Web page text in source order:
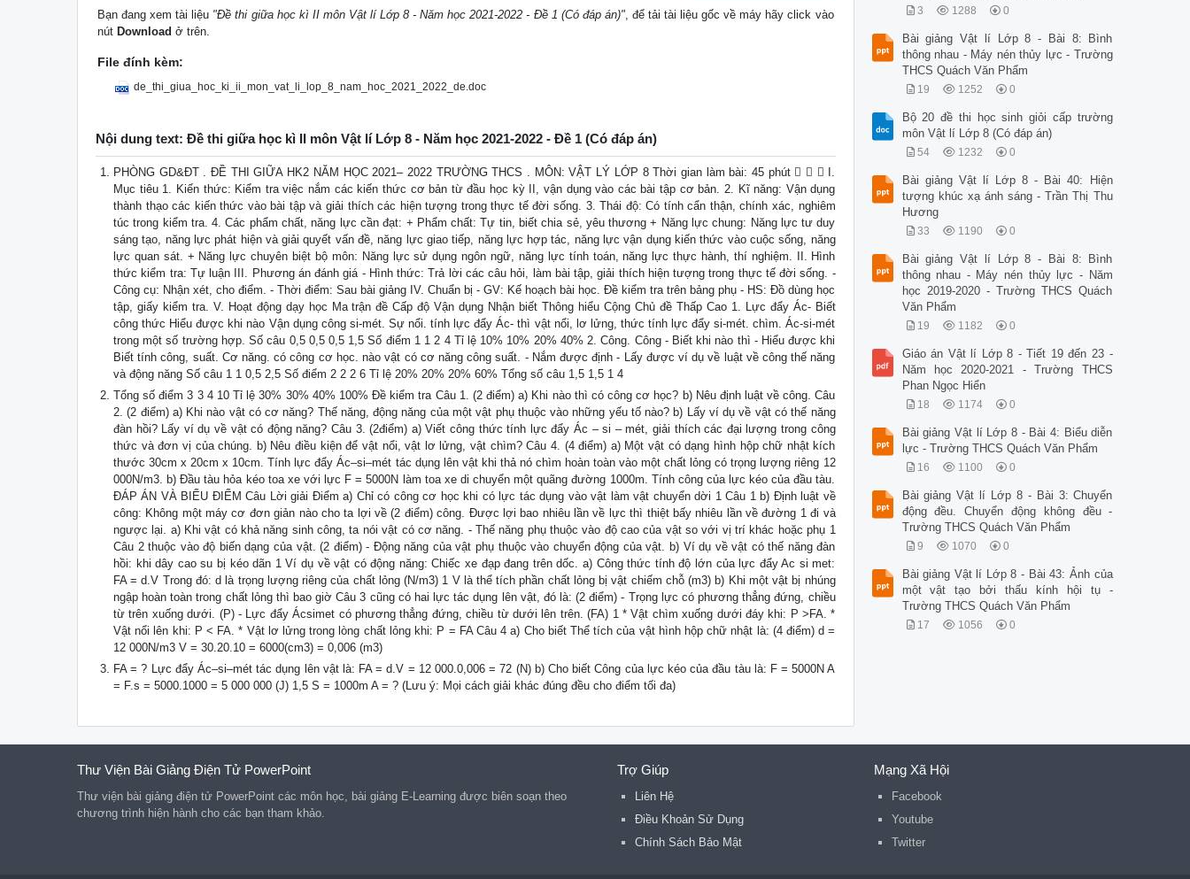
Bạn đang xem tài liệu "Đề thi giữa học kì II môn Vật lí Lớp 8 - Năm học 2021-2022 - Đề 1 (Có đáp án)", để tải tài liệu gốc về máy hãy click vào
nút Download ở trên.
File đính kèm:
de_thi_giua_hoc_ki_ii_mon_vat_li_lop_8_nam_hoc_2021_2022_de.doc
Nội dung text: Đề thi giữa học kì II môn Vật lí Lớp 8 - Năm học 2021-2022 - Đề 1 (Có đáp án)
PHÒNG GD&ĐT . ĐỀ THI GIỮA HK2 NĂM HỌC 2021– 2022 TRƯỜNG THCS . MÔN: VẬT LÝ LỚP 8 Thời gian làm bài: 45 phút    I.
Mục tiêu 1. Kiến thức: Kiểm tra việc nắm các kiến thức cơ bản từ đầu học kỳ II, vận dụng vào các bài tập cơ bản. 2. Kĩ năng: Vận dụng
thành thạo các kiến thức vào bài tập và giải thích các hiện tượng trong thực tế đời sống. 3. Thái độ: Có tính cẩn thận, chính xác, nghiêm
túc trong kiểm tra. 4. Các phẩm chất, năng lực cần đạt: + Phẩm chất: Tự tin, biết chia sẻ, yêu thương + Năng lực chung: Năng lực tư duy
sáng tạo, năng lực phát hiện và giải quyết vấn đề, năng lực giao tiếp, năng lực hợp tác, năng lực vận dụng kiến thức vào cuộc sống, năng
lực quan sát. + Năng lực chuyên biệt bộ môn: Năng lực sử dụng ngôn ngữ, năng lực tính toán, năng lực thực hành, thí nghiệm. II. Hình
thức kiểm tra: Tự luận III. Phương án đánh giá - Hình thức: Trả lời các câu hỏi, làm bài tập, giải thích hiện tượng trong thực tế đời sống. -
Công cụ: Nhận xét, cho điểm. - Thời điểm: Sau bài giảng IV. Chuẩn bị - GV: Kế hoạch bài học. Đề kiểm tra trên bảng phụ - HS: Đồ dùng học
tập, giấy kiểm tra. V. Hoạt động dạy học Ma trận đề Cấp độ Vận dụng Nhận biết Thông hiểu Cộng Chủ đề Thấp Cao 1. Lực đẩy Ác- Biết
công thức Hiểu được khi nào Vận dụng công si-mét. Sự nổi. tính lực đẩy Ác- thì vật nổi, lơ lửng, thức tính lực đẩy si-mét. chìm. Ác-si-mét
trong một số trường hợp. Số câu 0,5 0,5 0,5 1,5 Số điểm 1 1 2 4 Tỉ lệ 10% 10% 20% 40% 2. Công. Công - Biết khi nào thì - Hiểu được khi
Biết tính công, suất. Cơ năng. có công cơ học. nào vật có cơ năng công suất. - Nắm được định - Lấy được ví dụ về luật về công thế năng
và động năng Số câu 1 1 0,5 2,5 Số điểm 2 2 2 6 Tỉ lệ 20% 20% 20% 60% Tổng số câu 1,5 1,5 1 4
Tổng số điểm 3 3 4 10 Tỉ lệ 30% 30% 40% 100% Đề kiểm tra Câu 1. (2 điểm) a) Khi nào thì có công cơ học? b) Nêu định luật về công. Câu
2. (2 điểm) a) Khi nào vật có cơ năng? Thế năng, động năng của một vật phụ thuộc vào những yếu tố nào? b) Lấy ví dụ về vật có thế năng
đàn hồi? Lấy ví dụ về vật có động năng? Câu 3. (2điểm) a) Viết công thức tính lực đẩy Ác – si – mét, giải thích các đại lượng trong công
thức và đơn vị của chúng. b) Nêu điều kiện để vật nổi, vật lơ lửng, vật chìm? Câu 4. (4 điểm) a) Một vật có dạng hình hộp chữ nhật kích
thước 30cm x 20cm x 10cm. Tính lực đẩy Ác–si–mét tác dụng lên vật khi thả nó chìm hoàn toàn vào một chất lỏng có trọng lượng riêng 12
000N/m3. b) Đầu tàu hỏa kéo toa xe với lực F = 5000N làm toa xe di chuyển một quãng đường 1000m. Tính công của lực kéo của đầu tàu.
ĐÁP ÁN VÀ BIỂU ĐIỂM Câu Lời giải Điểm a) Chỉ có công cơ học khi có lực tác dụng vào vật làm vật chuyển dời 1 Câu 1 b) Định luật về
công: Không một máy cơ đơn giản nào cho ta lợi về (2 điểm) công. Được lợi bao nhiêu lần về lực thì thiệt bấy nhiêu lần về đường 1 đi và
ngược lại. a) Khi vật có khả năng sinh công, ta nói vật có cơ năng. - Thế năng phụ thuộc vào độ cao của vật so với vị trí khác hoặc phụ 1
Câu 2 thuộc vào độ biến dạng của vật. (2 điểm) - Động năng của vật phụ thuộc vào chuyển động của vật. b) Ví dụ về vật có thế năng đàn
hồi: khi dây cao su bị kéo dãn 1 Ví dụ về vật có động năng: Chiếc xe đạp đang trên dốc. a) Công thức tính độ lớn của lực đẩy Ac si met:
FA = d.V Trong đó: d là trọng lượng riêng của chất lỏng (N/m3) 1 V là thể tích phần chất lỏng bị vật chiếm chỗ (m3) b) Khi một vật bị nhúng
ngập hoàn toàn trong chất lỏng thì bao giờ Câu 3 cũng có hai lực tác dụng lên vật, đó là: (2 điểm) - Trọng lực có phương thẳng đứng, chiều
từ trên xuống dưới. (P) - Lực đẩy Ácsimet có phương thẳng đứng, chiều từ dưới lên trên. (FA) 1 * Vật chìm xuống dưới đáy khi: P >FA. *
Vật nổi lên khi: P < FA. * Vật lơ lửng trong lòng chất lỏng khi: P = FA Câu 4 a) Cho biết Thể tích của vật hình hộp chữ nhật là: (4 điểm) d =
12 000N/m3 V = 30.20.10 = 6000(cm3) = 0,006 (m3)
FA = ? Lực đẩy Ác–si–mét tác dụng lên vật là: FA = d.V = 12 000.0,006 = 72 (N) b) Cho biết Công của lực kéo của đầu tàu là: F = 5000N A
= F.s = 5000.1000 = 5 000 000 (J) 1,5 S = 1000m A = ? (Lưu ý: Mọi cách giải khác đúng đều cho điểm tối đa)
3 1288 0
Bài giảng Vật lí Lớp 8 - Bài 8: Bình
thông nhau - Máy nén thủy lực - Trường
THCS Quách Văn Phẩm
19 1252 0
Bộ 20 đề thi học sinh giỏi cấp trường
môn Vật lí Lớp 8 (Có đáp án)
54 1232 0
Bài giảng Vật lí Lớp 8 - Bài 40: Hiện
tượng khúc xạ ánh sáng - Trần Thị Thu
Hương
33 1190 0
Bài giảng Vật lí Lớp 8 - Bài 8: Bình
thông nhau - Máy nén thủy lực - Năm
học 2019-2020 - Trường THCS Quách
Văn Phẩm
19 1182 0
Giáo án Vật lí Lớp 8 - Tiết 19 đến 23 -
Năm học 2020-2021 - Trường THCS
Phan Ngọc Hiển
18 1174 0
Bài giảng Vật lí Lớp 8 - Bài 4: Biểu diễn
lực - Trường THCS Quách Văn Phẩm
16 1100 0
Bài giảng Vật lí Lớp 8 - Bài 3: Chuyển
động đều. Chuyển động không đều -
Trường THCS Quách Văn Phẩm
9 1070 0
Bài giảng Vật lí Lớp 8 - Bài 43: Ảnh của
một vật tạo bởi thấu kính hội tụ -
Trường THCS Quách Văn Phẩm
17 1056 0
Thư Viện Bài Giảng Điện Tử PowerPoint
Thư viện bài giảng điện tử PowerPoint các môn học, bài giảng E-Learning được biên soạn theo
chương trình hiện hành cho các bạn tham khảo.
Trợ Giúp
Liên Hệ
Điều Khoản Sử Dụng
Chính Sách Bảo Mật
Mạng Xã Hội
Facebook
Youtube
Twitter